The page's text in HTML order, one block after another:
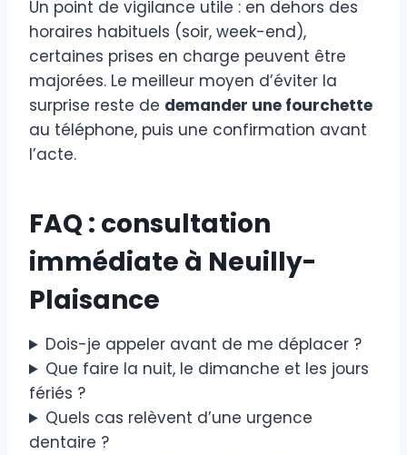
Un point de vigilance utile : en dehors des
horaires habituels (soir, week-end),
certaines prises en charge peuvent être
majorées. Le meilleur moyen d’éviter la
surprise reste de demander une fourchette
au téléphone, puis une confirmation avant
l’acte.
FAQ : consultation
immédiate à Neuilly-
Plaisance
Dois-je appeler avant de me déplacer ?
Que faire la nuit, le dimanche et les jours
fériés ?
Quels cas relèvent d’une urgence
dentaire ?